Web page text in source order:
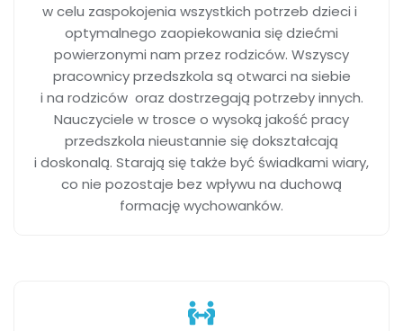
w celu zaspokojenia wszystkich potrzeb dzieci i
optymalnego zaopiekowania się dziećmi
powierzonymi nam przez rodziców. Wszyscy
pracownicy przedszkola są otwarci na siebie
i na rodziców oraz dostrzegają potrzeby innych.
Nauczyciele w trosce o wysoką jakość pracy
przedszkola nieustannie się dokształcają
i doskonalą. Starają się także być świadkami wiary,
co nie pozostaje bez wpływu na duchową
formację wychowanków.